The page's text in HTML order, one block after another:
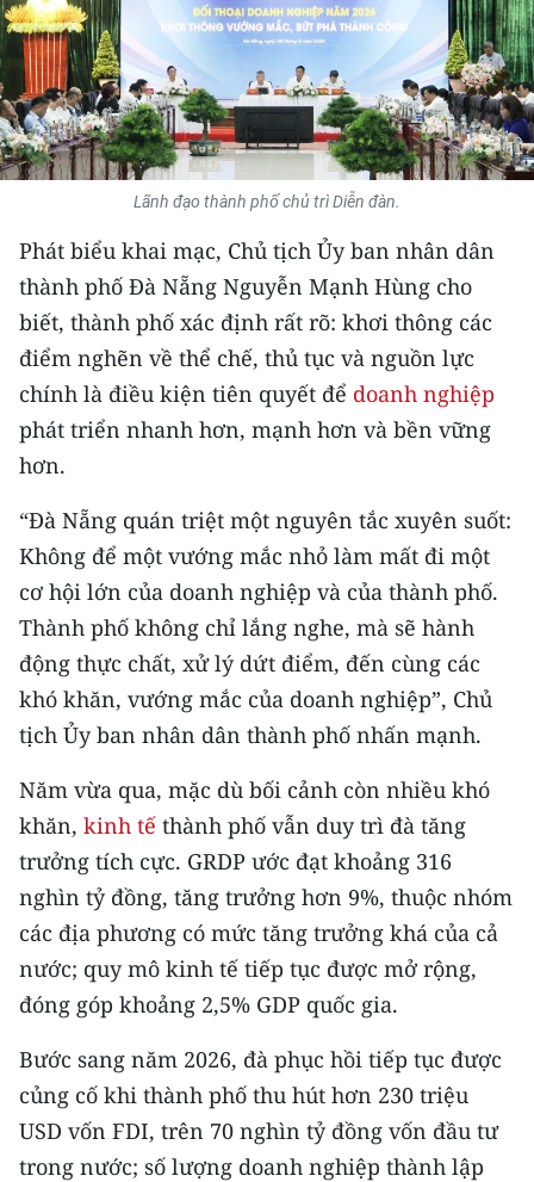
GIÁO DỤC
Y TẾ
KHOA HỌC - CÔNG NGHỆ
MÔI TRƯỜNG
BẠN ĐỌC
KIỂM CHỨNG THÔNG TIN
TRI THỨC CHUYÊN SÂU
54 DÂN TỘC VIỆT NAM
CHƯƠNG TRÌNH OCOP - MỖI XÃ
RADIO
MEDIA CENTER
E-Magazine
Video
Media Chính trị
Media Kinh tế
Media Văn hóa
Media Xã hội
Media Pháp luật
Media Du lịch
Media Thế giới
Media Thể thao
Lãnh đạo thành phố chủ trì Diễn đàn.
Phát biểu khai mạc, Chủ tịch Ủy ban nhân dân
thành phố Đà Nẵng Nguyễn Mạnh Hùng cho
biết, thành phố xác định rất rõ: khơi thông các
điểm nghẽn về thể chế, thủ tục và nguồn lực
chính là điều kiện tiên quyết để doanh nghiệp
phát triển nhanh hơn, mạnh hơn và bền vững
hơn.
“Đà Nẵng quán triệt một nguyên tắc xuyên suốt:
Không để một vướng mắc nhỏ làm mất đi một
cơ hội lớn của doanh nghiệp và của thành phố.
Thành phố không chỉ lắng nghe, mà sẽ hành
động thực chất, xử lý dứt điểm, đến cùng các
khó khăn, vướng mắc của doanh nghiệp”, Chủ
tịch Ủy ban nhân dân thành phố nhấn mạnh.
Năm vừa qua, mặc dù bối cảnh còn nhiều khó
khăn, kinh tế thành phố vẫn duy trì đà tăng
trưởng tích cực. GRDP ước đạt khoảng 316
nghìn tỷ đồng, tăng trưởng hơn 9%, thuộc nhóm
các địa phương có mức tăng trưởng khá của cả
nước; quy mô kinh tế tiếp tục được mở rộng,
đóng góp khoảng 2,5% GDP quốc gia.
Bước sang năm 2026, đà phục hồi tiếp tục được
củng cố khi thành phố thu hút hơn 230 triệu
USD vốn FDI, trên 70 nghìn tỷ đồng vốn đầu tư
trong nước; số lượng doanh nghiệp thành lập